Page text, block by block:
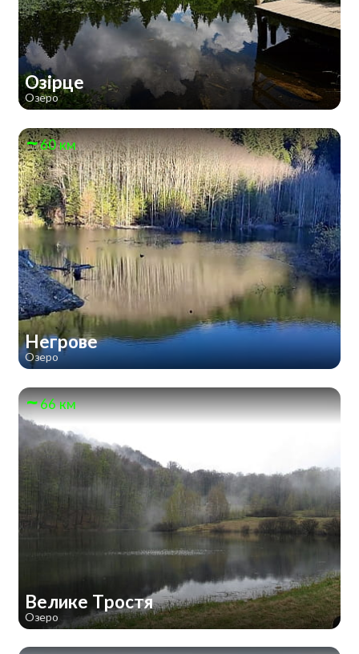
Озірце
Озеро
60 км
Негрове
Озеро
66 км
Велике Тростя
Озеро